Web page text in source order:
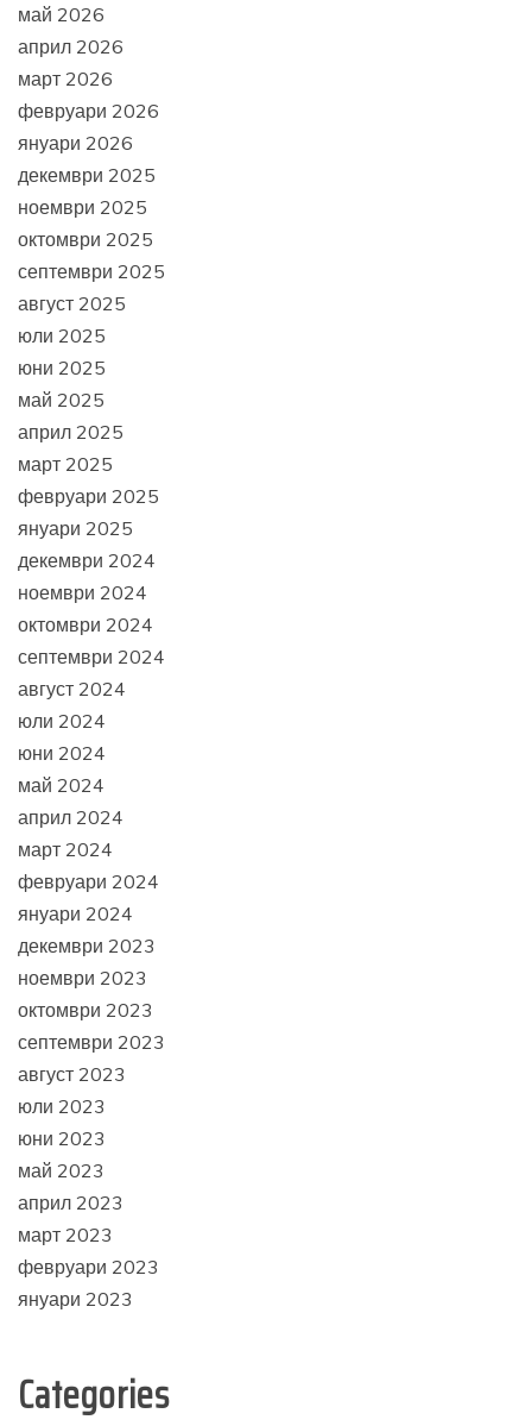
май 2026
април 2026
март 2026
февруари 2026
януари 2026
декември 2025
ноември 2025
октомври 2025
септември 2025
август 2025
юли 2025
юни 2025
май 2025
април 2025
март 2025
февруари 2025
януари 2025
декември 2024
ноември 2024
октомври 2024
септември 2024
август 2024
юли 2024
юни 2024
май 2024
април 2024
март 2024
февруари 2024
януари 2024
декември 2023
ноември 2023
октомври 2023
септември 2023
август 2023
юли 2023
юни 2023
май 2023
април 2023
март 2023
февруари 2023
януари 2023
Categories